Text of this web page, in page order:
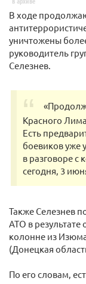
В ходе
уничтожены
руководитель
Селезнев.
Красного
Есть
боевиков уже
в разговоре с
сегодня, 3
Также Селезнев
АТО в
колонне из
(Донецкая
По его словам,